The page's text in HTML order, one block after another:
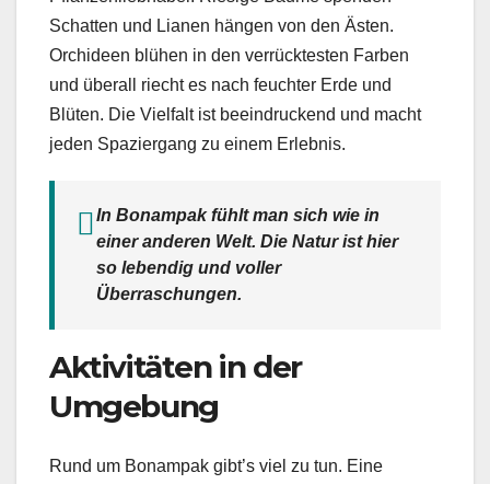
Schatten und Lianen hängen von den Ästen.
Orchideen blühen in den verrücktesten Farben
und überall riecht es nach feuchter Erde und
Blüten. Die Vielfalt ist beeindruckend und macht
jeden Spaziergang zu einem Erlebnis.
In Bonampak fühlt man sich wie in
einer anderen Welt. Die Natur ist hier
so lebendig und voller
Überraschungen.
Aktivitäten in der
Umgebung
Rund um Bonampak gibt’s viel zu tun. Eine